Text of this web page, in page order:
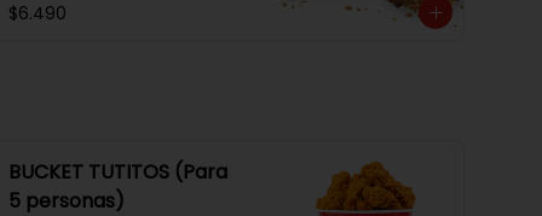
$6.490
BUCKET TUTITOS (Para
5 personas)